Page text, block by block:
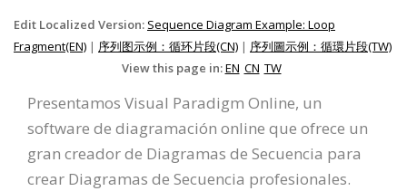
Edit Localized Version: Sequence Diagram Example: Loop
Fragment(EN) | 序列图示例：循环片段(CN) | 序列圖示例：循環片段(TW)
View this page in:EN CN TW
Presentamos Visual Paradigm Online, un
software de diagramación online que ofrece un
gran creador de Diagramas de Secuencia para
crear Diagramas de Secuencia profesionales.